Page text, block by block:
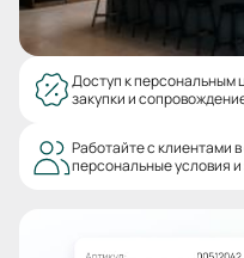
Доступ к персональным
закупки и
Работайте с клиентами
персональные условия